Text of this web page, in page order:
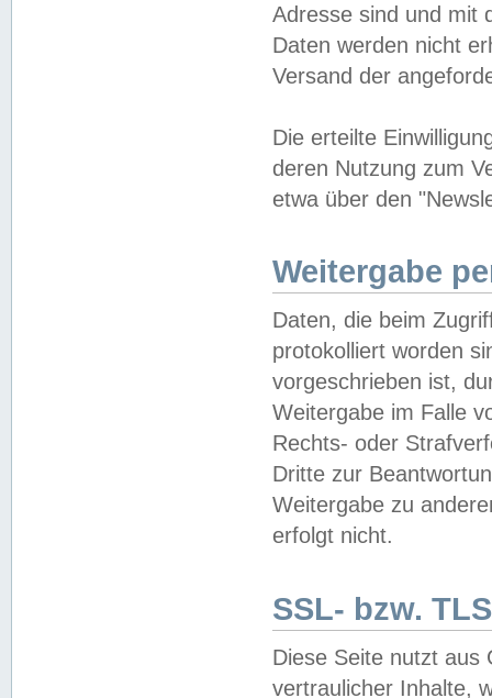
Adresse sind und mit
Daten werden nicht
Versand der
Die erteilte
deren Nutzung zum
etwa über den
Weitergabe
Daten, die beim
protokolliert worden
vorgeschrieben ist,
Weitergabe im Falle
Rechts- oder
Dritte zur
Weitergabe zu
erfolgt nicht.
SSL- bzw.
Diese Seite nutzt aus
vertraulicher Inhalte,